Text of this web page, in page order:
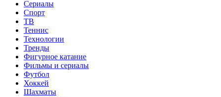
Сериалы
Спорт
ТВ
Теннис
Технологии
Тренды
Фигурное катание
Фильмы и сериалы
Футбол
Хоккей
Шахматы